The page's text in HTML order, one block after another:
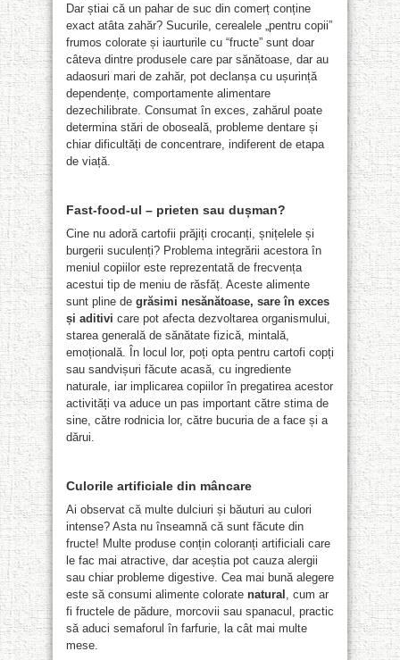
Dar știai că un pahar de suc din comerț conține
exact atâta zahăr? Sucurile, cerealele „pentru copii”
frumos colorate și iaurturile cu “fructe” sunt doar
câteva dintre produsele care par sănătoase, dar au
adaosuri mari de zahăr, pot declanșa cu ușurință
dependențe, comportamente alimentare
dezechilibrate. Consumat în exces, zahărul poate
determina stări de oboseală, probleme dentare și
chiar dificultăți de concentrare, indiferent de etapa
de viață.
Fast-food-ul – prieten sau dușman?
Cine nu adoră cartofii prăjiți crocanți, șnițelele și
burgerii suculenți? Problema integrării acestora în
meniul copiilor este reprezentată de frecvența
acestui tip de meniu de răsfăț. Aceste alimente
sunt pline de grăsimi nesănătoase, sare în exces
și aditivi care pot afecta dezvoltarea organismului,
starea generală de sănătate fizică, mintală,
emoțională. În locul lor, poți opta pentru cartofi copți
sau sandvișuri făcute acasă, cu ingrediente
naturale, iar implicarea copiilor în pregatirea acestor
activități va aduce un pas important către stima de
sine, către rodnicia lor, către bucuria de a face și a
dărui.
Culorile artificiale din mâncare
Ai observat că multe dulciuri și băuturi au culori
intense? Asta nu înseamnă că sunt făcute din
fructe! Multe produse conțin coloranți artificiali care
le fac mai atractive, dar aceștia pot cauza alergii
sau chiar probleme digestive. Cea mai bună alegere
este să consumi alimente colorate natural , cum ar
fi fructele de pădure, morcovii sau spanacul, practic
să aduci semaforul în farfurie, la cât mai multe
mese.